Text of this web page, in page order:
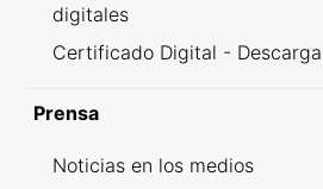
digitales
Certificado Digital -
Prensa
Noticias en los medios